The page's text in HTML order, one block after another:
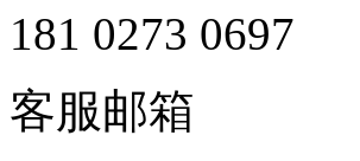
181 0273 0697
客服邮箱